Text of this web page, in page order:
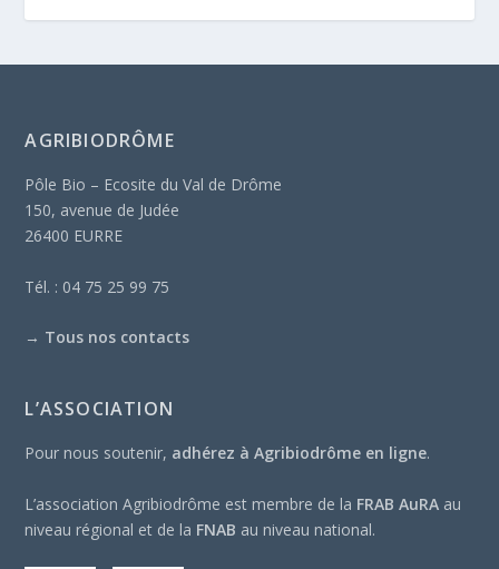
AGRIBIODRÔME
Pôle Bio – Ecosite du Val de Drôme
150, avenue de Judée
26400 EURRE
Tél. : 04 75 25 99 75
→ Tous nos contacts
L’ASSOCIATION
Pour nous soutenir, adhérez à Agribiodrôme en ligne.
L’association Agribiodrôme est membre de la FRAB AuRA au
niveau régional et de la FNAB au niveau national.